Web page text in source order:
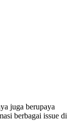
juga berupaya
berbagai issue di